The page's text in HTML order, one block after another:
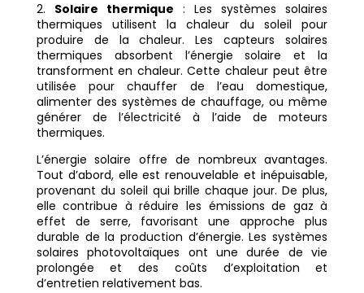
2. Solaire thermique : Les systèmes solaires
thermiques utilisent la chaleur du soleil pour
produire de la chaleur. Les capteurs solaires
thermiques absorbent l’énergie solaire et la
transforment en chaleur. Cette chaleur peut être
utilisée pour chauffer de l’eau domestique,
alimenter des systèmes de chauffage, ou même
générer de l’électricité à l’aide de moteurs
thermiques.
L’énergie solaire offre de nombreux avantages.
Tout d’abord, elle est renouvelable et inépuisable,
provenant du soleil qui brille chaque jour. De plus,
elle contribue à réduire les émissions de gaz à
effet de serre, favorisant une approche plus
durable de la production d’énergie. Les systèmes
solaires photovoltaïques ont une durée de vie
prolongée et des coûts d’exploitation et
d’entretien relativement bas.